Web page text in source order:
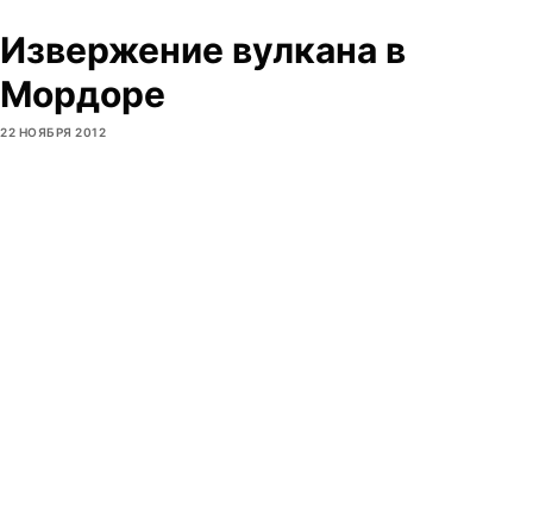
Извержение вулкана в
Мордоре
22 НОЯБРЯ 2012